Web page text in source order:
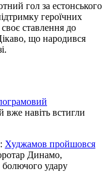
гол за естонського
героїчних
ставлення до
що народився
вже навіть встигли
Худжамов пройшовся
Динамо,
удару